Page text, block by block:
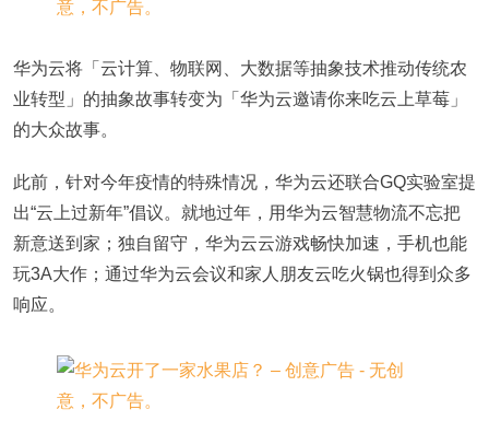
华为云将「云计算、物联网、大数据等抽象技术推动传统农
业转型」的抽象故事转变为「华为云邀请你来吃云上草莓」
的大众故事。
此前，针对今年疫情的特殊情况，华为云还联合GQ实验室提
出“云上过新年”倡议。就地过年，用华为云智慧物流不忘把
新意送到家；独自留守，华为云云游戏畅快加速，手机也能
玩3A大作；通过华为云会议和家人朋友云吃火锅也得到众多
响应。